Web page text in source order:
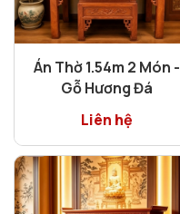
Án Thờ 1.54m 2 Món -
Gỗ Hương Đá
Liên hệ